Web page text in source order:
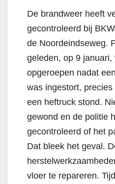
De brandweer heeft
gecontroleerd bij
de Noordeindseweg.
geleden, op 9
opgeroepen nadat
was ingestort,
een heftruck stond.
gewond en de politie
gecontroleerd of het
Dat bleek het geval.
vloer te repareren.